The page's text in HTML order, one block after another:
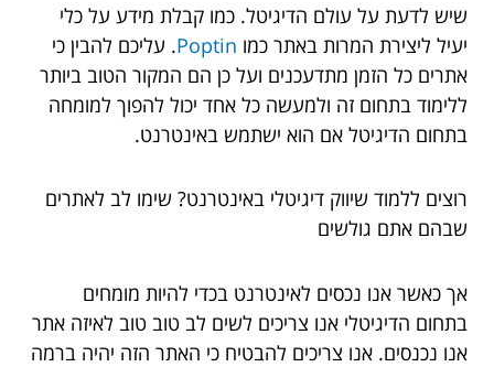
שיש לדעת על עולם הדיגיטל. כמו קבלת מידע על כלי
יעיל ליצירת המרות באתר כמו Poptin. עליכם להבין כי
אתרים כל הזמן מתדעכנים ועל כן הם המקור הטוב ביותר
ללימוד בתחום זה ולמעשה כל אחד יכול להפוך למומחה
בתחום הדיגיטל אם הוא ישתמש באינטרנט.
רוצים ללמוד שיווק דיגיטלי באינטרנט? שימו לב לאתרים
שבהם אתם גולשים
אך כאשר אנו נכסים לאינטרנט בכדי להיות מומחים
בתחום הדיגיטלי אנו צריכים לשים לב טוב טוב לאיזה אתר
אנו נכנסים. אנו צריכים להבטיח כי האתר הזה יהיה ברמה